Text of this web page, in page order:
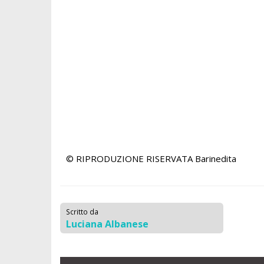
© RIPRODUZIONE RISERVATA Barinedita
Scritto da
Luciana Albanese